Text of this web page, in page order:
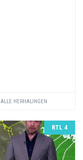
ALLE HERHALINGEN
RTL 4